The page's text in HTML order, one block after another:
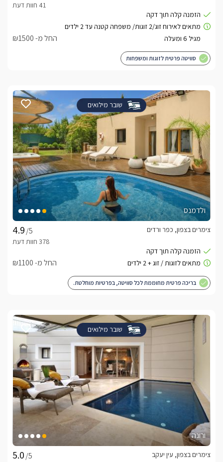
החל מ- ₪1500
סוויטה פרטית לזוגות ומשפחות
שובר מילואים
ולדמנס
/5
צימרים בצפון, כפר ורדים
החל מ- ₪1100
בריכה פרטית מחוממת לכל סוויטה, בפרטיות מוחלטת.
שובר מילואים
ורונה
/5
צימרים בצפון, עין יעקב